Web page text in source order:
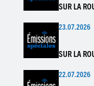
SUR LA
23.07.2026
SUR LA
22.07.2026